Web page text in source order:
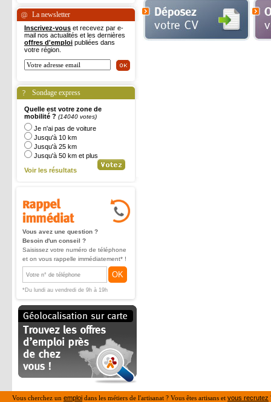
La newsletter
Inscrivez-vous et recevez par e-
mail nos actualités et les dernières
offres d'emploi publiées dans
votre région.
Sondage express
Quelle est votre zone de
mobilité ? (14040 votes)
Je n'ai pas de voiture
Jusqu'à 10 km
Jusqu'à 25 km
Jusqu'à 50 km et plus
Voir les résultats
Vous avez une question ?
Besoin d'un conseil ?
Saisissez votre numéro de téléphone
et on vous rappelle immédiatement* !
OK
*Du lundi au vendredi de 9h à 19h
Vous cherchez un emploi dans les métiers de l'artisanat ? Vous êtes artisans et vous recrutez